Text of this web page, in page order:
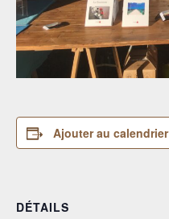
Ajouter au calendrier
DÉTAILS